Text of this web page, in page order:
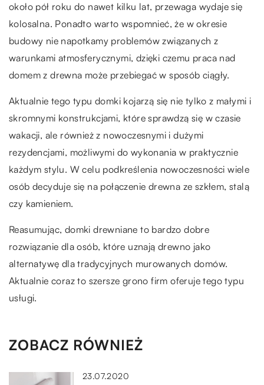
około pół roku do nawet kilku lat, przewaga wydaje się
kolosalna. Ponadto warto wspomnieć, że w okresie
budowy nie napotkamy problemów związanych z
warunkami atmosferycznymi, dzięki czemu praca nad
domem z drewna może przebiegać w sposób ciągły.
Aktualnie tego typu domki kojarzą się nie tylko z małymi i
skromnymi konstrukcjami, które sprawdzą się w czasie
wakacji, ale również z nowoczesnymi i dużymi
rezydencjami, możliwymi do wykonania w praktycznie
każdym stylu. W celu podkreślenia nowoczesności wiele
osób decyduje się na połączenie drewna ze szkłem, stalą
czy kamieniem.
Reasumując, domki drewniane to bardzo dobre
rozwiązanie dla osób, które uznają drewno jako
alternatywę dla tradycyjnych murowanych domów.
Aktualnie coraz to szersze grono firm oferuje tego typu
usługi.
ZOBACZ RÓWNIEŻ
23.07.2020